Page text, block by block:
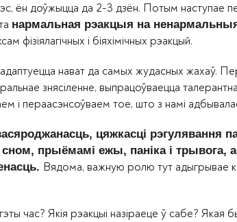
ён доўжыцца да 2-3 дзён. Потым наступае
нармальная рэакцыя на
фізіялагічных і біяхімічных рэакцый.
адаптуецца нават да самых жудасных жахаў.
знясіленне, выпрацоўваецца
і пераасэнсоўваем тое, што з намі
цяжкасці рэгулявання
прыёмамі ежы, паніка і трывога,
Вядома, важную ролю тут адыгрывае
час? Якія рэакцыі назіраеце ў сабе? Якая